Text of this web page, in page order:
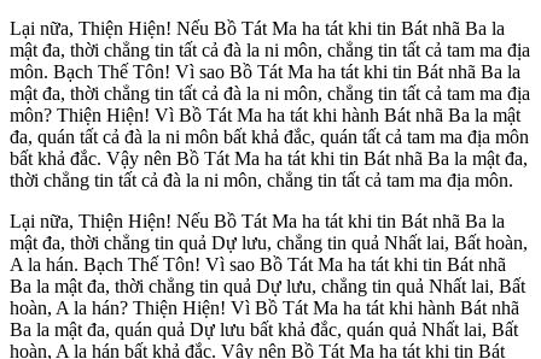
Lại nữa, Thiện Hiện! Nếu Bồ Tát Ma ha tát khi tin Bát nhã Ba la
mật đa, thời chẳng tin tất cả đà la ni môn, chẳng tin tất cả tam ma địa
môn. Bạch Thế Tôn! Vì sao Bồ Tát Ma ha tát khi tin Bát nhã Ba la
mật đa, thời chẳng tin tất cả đà la ni môn, chẳng tin tất cả tam ma địa
môn? Thiện Hiện! Vì Bồ Tát Ma ha tát khi hành Bát nhã Ba la mật
đa, quán tất cả đà la ni môn bất khả đắc, quán tất cả tam ma địa môn
bất khả đắc. Vậy nên Bồ Tát Ma ha tát khi tin Bát nhã Ba la mật đa,
thời chẳng tin tất cả đà la ni môn, chẳng tin tất cả tam ma địa môn.
Lại nữa, Thiện Hiện! Nếu Bồ Tát Ma ha tát khi tin Bát nhã Ba la
mật đa, thời chẳng tin quả Dự lưu, chẳng tin quả Nhất lai, Bất hoàn,
A la hán. Bạch Thế Tôn! Vì sao Bồ Tát Ma ha tát khi tin Bát nhã
Ba la mật đa, thời chẳng tin quả Dự lưu, chẳng tin quả Nhất lai, Bất
hoàn, A la hán? Thiện Hiện! Vì Bồ Tát Ma ha tát khi hành Bát nhã
Ba la mật đa, quán quả Dự lưu bất khả đắc, quán quả Nhất lai, Bất
hoàn, A la hán bất khả đắc. Vậy nên Bồ Tát Ma ha tát khi tin Bát